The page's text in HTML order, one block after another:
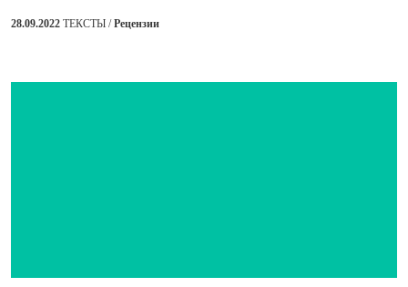
28.09.2022 ТЕКСТЫ /Рецензии